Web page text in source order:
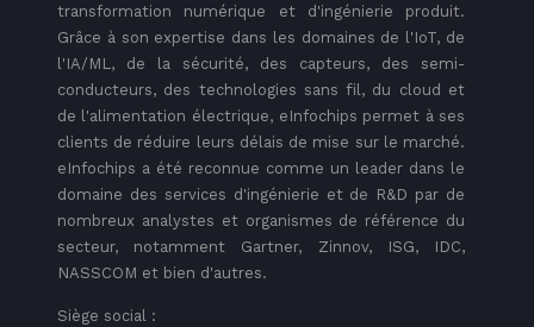
transformation numérique et d'ingénierie produit.
Grâce à son expertise dans les domaines de l'IoT, de
l'IA/ML, de la sécurité, des capteurs, des semi-
conducteurs, des technologies sans fil, du cloud et
de l'alimentation électrique, eInfochips permet à ses
clients de réduire leurs délais de mise sur le marché.
eInfochips a été reconnue comme un leader dans le
domaine des services d'ingénierie et de R&D par de
nombreux analystes et organismes de référence du
secteur, notamment Gartner, Zinnov, ISG, IDC,
NASSCOM et bien d'autres.
Siège social :